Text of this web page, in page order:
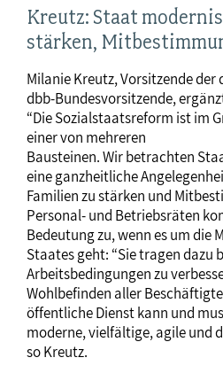
Kreutz: Staat
stärken,
Milanie Kreutz, Vorsitzende der
dbb-Bundesvorsitzende,
“Die Sozialstaatsreform ist im
einer von mehreren
Bausteinen. Wir betrachten
eine ganzheitliche
Familien zu stärken und
Personal- und Betriebsräten
Bedeutung zu, wenn es um die
Staates geht: “Sie tragen dazu
Arbeitsbedingungen zu
Wohlbefinden aller
öffentliche Dienst kann und
moderne, vielfältige, agile und
so Kreutz.